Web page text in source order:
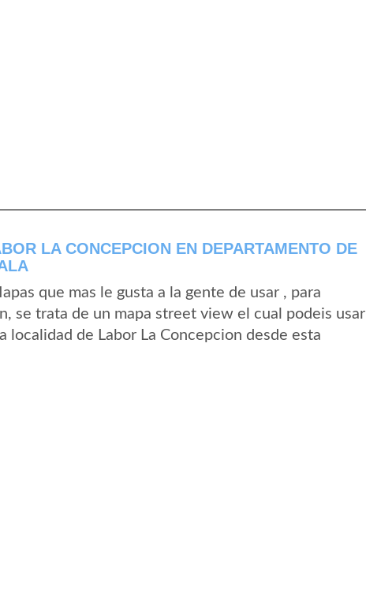
LA CONCEPCION EN DEPARTAMENTO DE
que mas le gusta a la gente de usar , para
se trata de un mapa street view el cual podeis usar
localidad de Labor La Concepcion desde esta